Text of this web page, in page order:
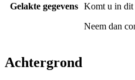
Gelakte gegevens Komt u in dit
Neem dan
Achtergrond